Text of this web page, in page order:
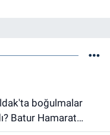
Batur Hamarat